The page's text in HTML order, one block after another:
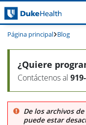
Saltar navegación
Página principal Blog
De los archivos
puede estar
¿Quiere
Contáctenos al